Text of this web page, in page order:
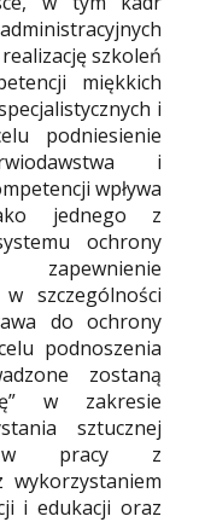
szkoleń
miękkich
i
podniesienie
i
wpływa
jednego z
ochrony
szczególności
do ochrony
podnoszenia
zostaną
w zakresie
sztucznej
w pracy z
wykorzystaniem
i edukacji oraz